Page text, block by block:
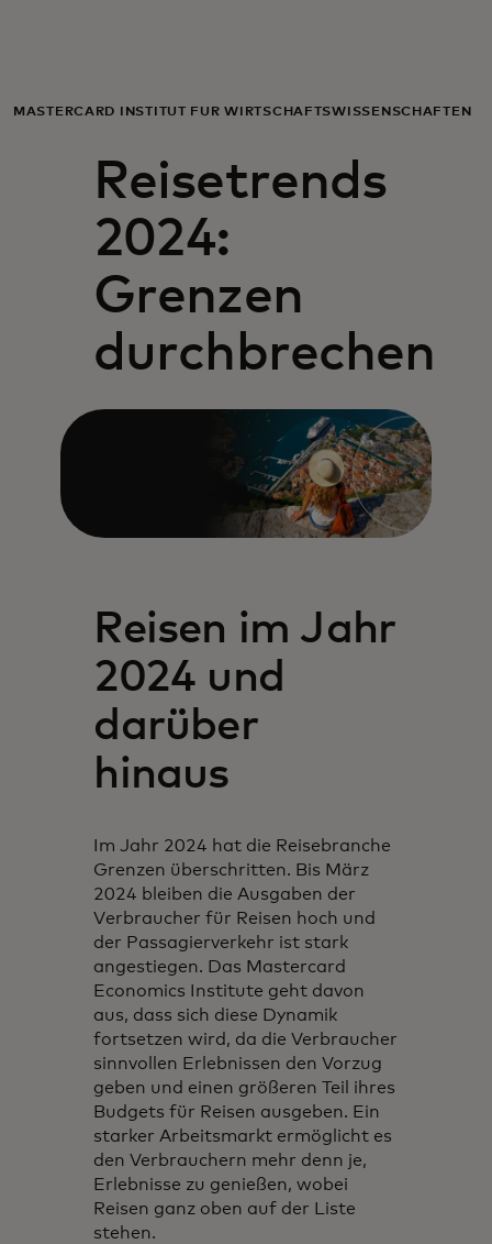
Für Unternehmen
Für die Welt
Für Innovatoren
Neuigkeiten und Trends
MASTERCARD INSTITUT FÜR WIRTSCHAFTSWISSENSCHAFTEN
Reisetrends
2024:
Grenzen
durchbrechen
Reisen im Jahr
2024 und
darüber
hinaus
Im Jahr 2024 hat die Reisebranche
Grenzen überschritten. Bis März
2024 bleiben die Ausgaben der
Verbraucher für Reisen hoch und
der Passagierverkehr ist stark
angestiegen. Das Mastercard
Economics Institute geht davon
aus, dass sich diese Dynamik
fortsetzen wird, da die Verbraucher
sinnvollen Erlebnissen den Vorzug
geben und einen größeren Teil ihres
Budgets für Reisen ausgeben. Ein
starker Arbeitsmarkt ermöglicht es
den Verbrauchern mehr denn je,
Erlebnisse zu genießen, wobei
Reisen ganz oben auf der Liste
stehen.